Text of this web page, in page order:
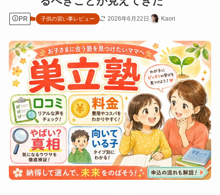
PR 子供の習い事レビュー 2026年6月22日 Kaori